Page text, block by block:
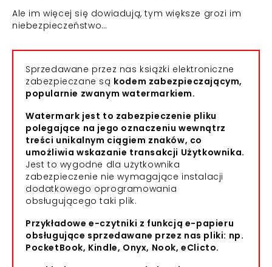
Ale im więcej się dowiadują, tym większe grozi im
niebezpieczeństwo…
Sprzedawane przez nas książki elektroniczne
zabezpieczane są kodem zabezpieczającym,
popularnie zwanym watermarkiem.
Watermark jest to zabezpieczenie pliku
polegające na jego oznaczeniu wewnątrz
treści unikalnym ciągiem znaków, co
umożliwia wskazanie transakcji Użytkownika.
Jest to wygodne dla użytkownika
zabezpieczenie nie wymagające instalacji
dodatkowego oprogramowania
obsługującego taki plik.
Przykładowe e-czytniki z funkcją e-papieru
obsługujące sprzedawane przez nas pliki: np.
PocketBook, Kindle, Onyx, Nook, eClicto.